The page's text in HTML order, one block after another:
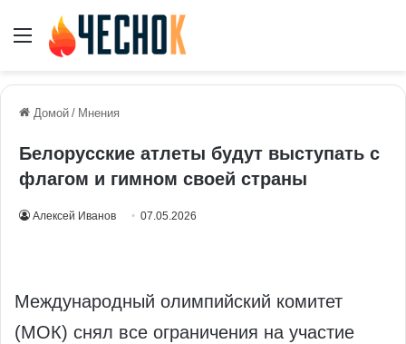
Меню
Домой / Мнения
Белорусские атлеты будут выступать с
флагом и гимном своей страны
Алексей Иванов 07.05.2026
Международный олимпийский комитет
(МОК) снял все ограничения на участие